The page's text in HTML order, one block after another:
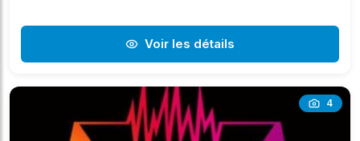
Voir les détails
4